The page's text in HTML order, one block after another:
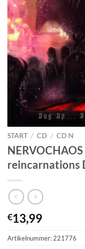
START / CD / CD N
reincarnations
€13,99
Artikelnummer:221776